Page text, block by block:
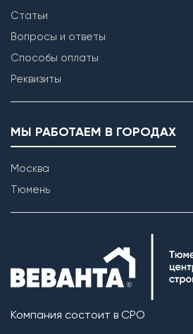
Статьи
Вопросы и ответы
Способы оплаты
Реквизиты
МЫ РАБОТАЕМ В ГОРОДАХ
Москва
Тюмень
Компания состоит в СРО